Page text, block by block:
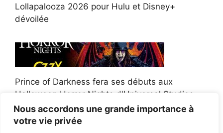
Nous accordons une grande importance à
votre vie privée
Lollapalooza 2026 pour Hulu et Disney+
dévoilée
Prince of Darkness fera ses débuts aux
Halloween Horror Nights d'Universal Studios